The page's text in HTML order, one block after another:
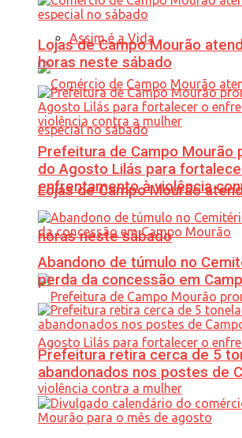
Assim é a Vida
Lojas de Campo Mourão
horas neste sábado
Lojas de Campo Mourão
horas neste sábado
Prefeitura de Campo Mourão
do Agosto Lilás para
enfrentamento à violência
Abandono de túmulo no
perda da concessão em
Prefeitura retira cerca de 5
abandonados nos postes de